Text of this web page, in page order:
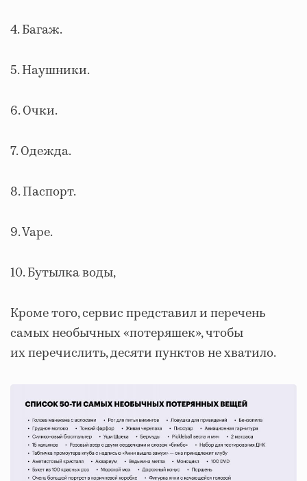
4. Багаж.
5. Наушники.
6. Очки.
7. Одежда.
8. Паспорт.
9. Vape.
10. Бутылка воды,
Кроме того, сервис представил и перечень
самых необычных «потеряшек», чтобы
их перечислить, десяти пунктов не хватило.